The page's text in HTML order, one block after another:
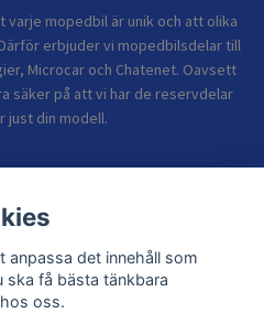
mopedbil är unik och att olika
erbjuder vi mopedbilsdelar till
Microcar och Chatenet. Oavsett
säker på att vi har de reservdelar
just din modell.
anpassa det innehåll som
få bästa tänkbara
oss.